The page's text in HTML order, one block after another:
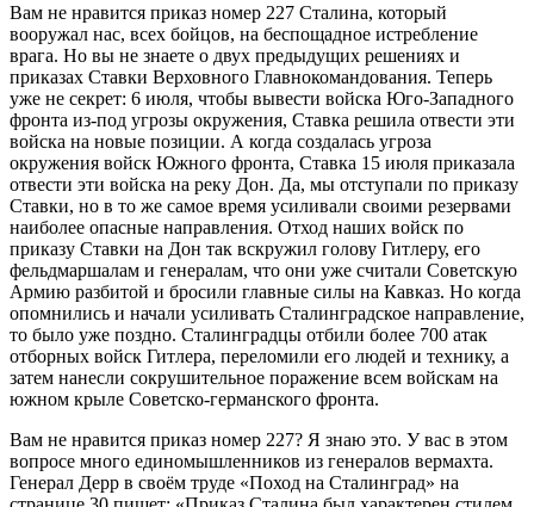
Вам не нравится приказ номер 227 Сталина, который
вооружал нас, всех бойцов, на беспощадное истребление
врага. Но вы не знаете о двух предыдущих решениях и
приказах Ставки Верховного Главнокомандования. Теперь
уже не секрет: 6 июля, чтобы вывести войска Юго-Западного
фронта из-под угрозы окружения, Ставка решила отвести эти
войска на новые позиции. А когда создалась угроза
окружения войск Южного фронта, Ставка 15 июля приказала
отвести эти войска на реку Дон. Да, мы отступали по приказу
Ставки, но в то же самое время усиливали своими резервами
наиболее опасные направления. Отход наших войск по
приказу Ставки на Дон так вскружил голову Гитлеру, его
фельдмаршалам и генералам, что они уже считали Советскую
Армию разбитой и бросили главные силы на Кавказ. Но когда
опомнились и начали усиливать Сталинградское направление,
то было уже поздно. Сталинградцы отбили более 700 атак
отборных войск Гитлера, переломили его людей и технику, а
затем нанесли сокрушительное поражение всем войскам на
южном крыле Советско-германского фронта.
Вам не нравится приказ номер 227? Я знаю это. У вас в этом
вопросе много единомышленников из генералов вермахта.
Генерал Дерр в своём труде «Поход на Сталинград» на